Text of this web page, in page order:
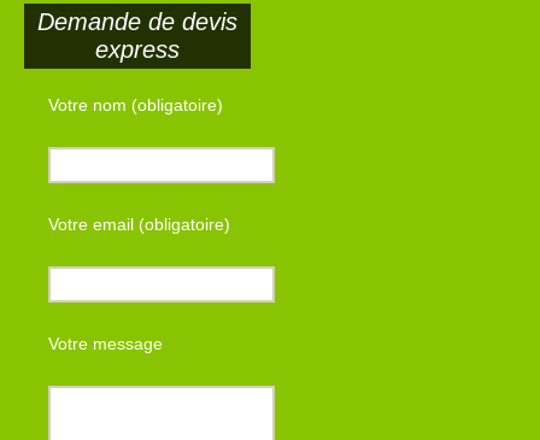
Demande de devis
express
Votre nom (obligatoire)
Votre email (obligatoire)
Votre message